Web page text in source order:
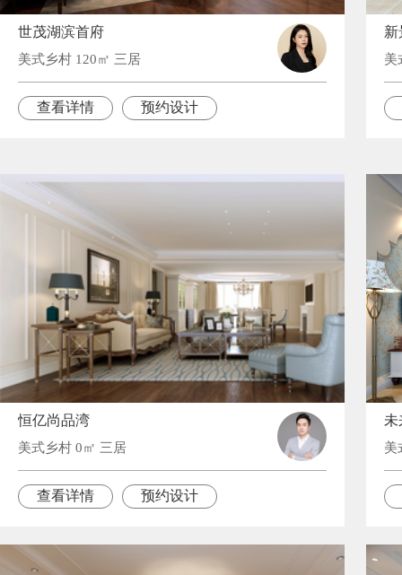
世茂湖滨首府
美式乡村 120㎡ 三居
查看详情 预约设计
新
美
恒亿尚品湾
美式乡村 0㎡ 三居
查看详情 预约设计
未
美